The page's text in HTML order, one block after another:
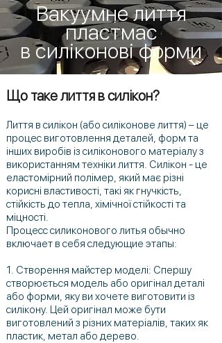
Вакуумне лиття
пластмас
в силіконові форми
Що таке лиття в силікон?
Лиття в силікон (або силіконове лиття) – це
процес виготовлення деталей, форм та
інших виробів із силіконового матеріалу з
використанням техніки лиття. Силікон - це
еластомірний полімер, який має різні
корисні властивості, такі як гнучкість,
стійкість до тепла, хімічної стійкості та
міцності.
Процесс силиконового литья обычно
включает в себя следующие этапы:
1. Створення майстер моделі: Спершу
створюється модель або оригінал деталі
або форми, яку ви хочете виготовити із
силікону. Цей оригінал може бути
виготовлений з різних матеріалів, таких як
пластик, метал або дерево.